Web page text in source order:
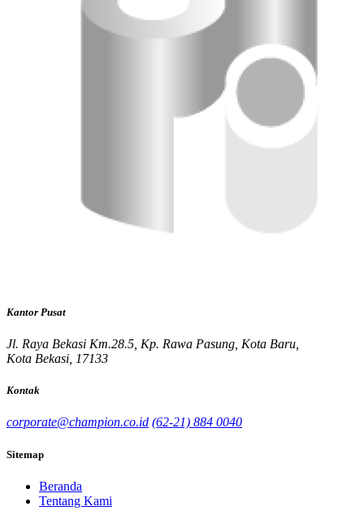
Kantor Pusat
Jl. Raya Bekasi Km.28.5, Kp. Rawa Pasung, Kota Baru,
Kota Bekasi, 17133
Kontak
corporate@champion.co.id (62-21) 884 0040
Sitemap
Beranda
Tentang Kami